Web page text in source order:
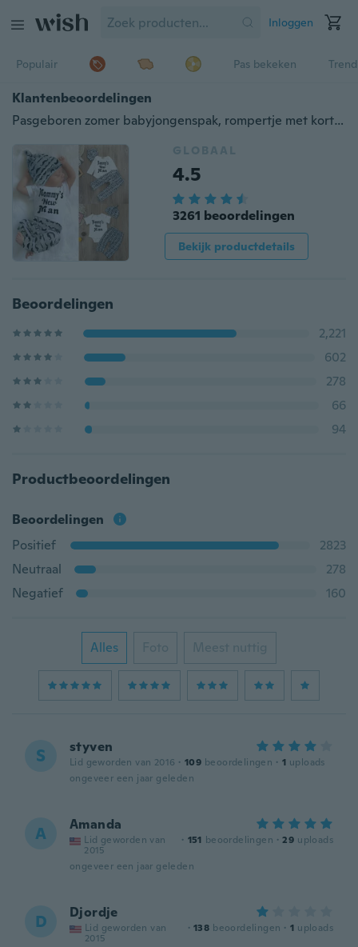
Inloggen
Populair Pas bekeken
Klantenbeoordelingen
Pasgeboren zomer babyjongenspak, rompertje met korte mouwen en letterprint + lange broek + hoed met cartoonsnorprint
GLOBAAL
4.5
3261 beoordelingen
Bekijk productdetails
Beoordelingen
2,221
602
278
66
94
Productbeoordelingen
Beoordelingen
Positief
2823
Neutraal
278
Negatief
160
Alles Foto Meest nuttig
S styven
Lid geworden van 2016 · 109 beoordelingen · 1 uploads
ongeveer een jaar geleden
A Amanda
Lid geworden van
2015
· 151 beoordelingen · 29 uploads
ongeveer een jaar geleden
D Djordje
Lid geworden van
2015
· 138 beoordelingen · 1 uploads